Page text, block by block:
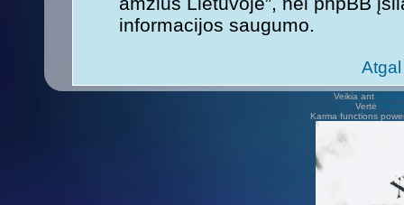
informacijos saugumo.
Veikia ant
Vertė Vilius
Karma functions